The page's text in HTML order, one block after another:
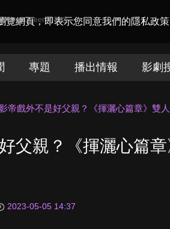
網頁，即表示您同意我們的隱私政策
DramaQueen電視迷
專題 播出情報 影劇
帝戲外不是好父親？《揮灑心篇章》雙
父親？《揮灑心篇
2023-05-05 14:37